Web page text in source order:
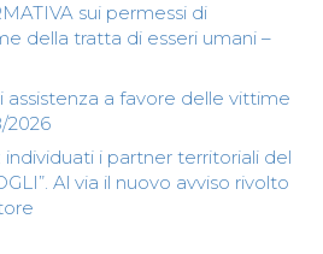
sui permessi di
della tratta di esseri umani –
a favore delle vittime
2026
individuati i partner territoriali del
Al via il nuovo avviso rivolto